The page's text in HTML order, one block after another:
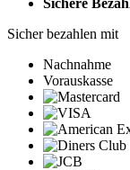
Sichere
Sicher bezahlen mit
Nachnahme
Vorauskasse